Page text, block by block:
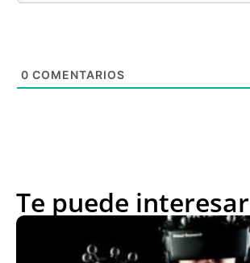
0 COMENTARIOS
Te puede interesar